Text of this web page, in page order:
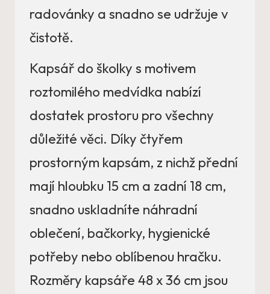
radovánky a snadno se udržuje v
čistotě.
Kapsář do školky s motivem
roztomilého medvídka nabízí
dostatek prostoru pro všechny
důležité věci. Díky čtyřem
prostorným kapsám, z nichž přední
mají hloubku 15 cm a zadní 18 cm,
snadno uskladníte náhradní
oblečení, bačkorky, hygienické
potřeby nebo oblíbenou hračku.
Rozměry kapsáře 48 x 36 cm jsou